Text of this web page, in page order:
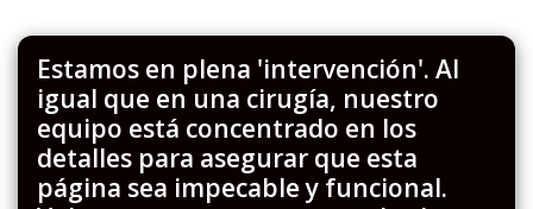
Estamos en plena 'intervención'. Al
igual que en una cirugía, nuestro
equipo está concentrado en los
detalles para asegurar que esta
página sea impecable y funcional.